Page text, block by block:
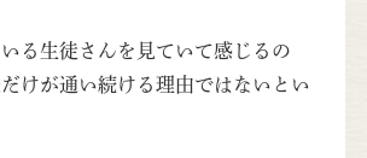
る生徒さんを見ていて感じるの
けが通い続ける理由ではないとい